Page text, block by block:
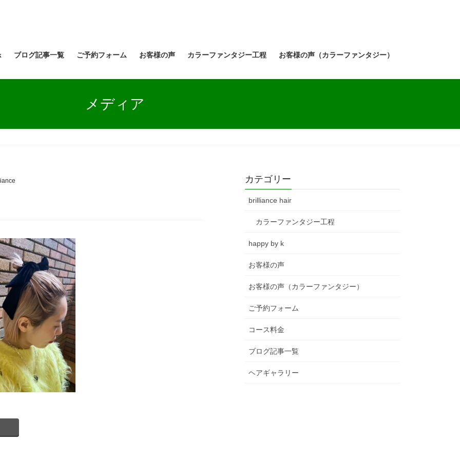
ブログ記事一覧 ご予約フォーム お客様の声 カラーファンタジー工程 お客様の声（カラーファンタジー）
メディア
カテゴリー
brilliance hair
カラーファンタジー工程
happy by k
お客様の声
お客様の声（カラーファンタジー）
ご予約フォーム
コース料金
ブログ記事一覧
ヘアギャラリー